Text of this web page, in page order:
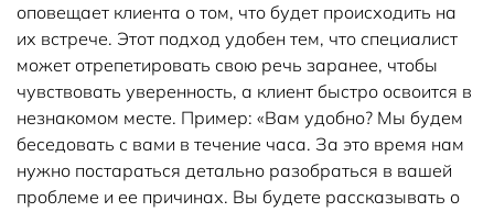
оповещает клиента о том, что будет происходить на
их встрече. Этот подход удобен тем, что специалист
может отрепетировать свою речь заранее, чтобы
чувствовать уверенность, а клиент быстро освоится в
незнакомом месте. Пример: «Вам удобно? Мы будем
беседовать с вами в течение часа. За это время нам
нужно постараться детально разобраться в вашей
проблеме и ее причинах. Вы будете рассказывать о